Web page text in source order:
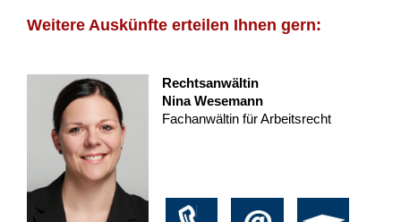
Weitere Auskünfte erteilen Ihnen gern:
Rechtsanwältin
Nina Wesemann
Fachanwältin für Arbeitsrecht